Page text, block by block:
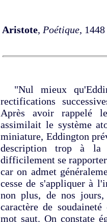
Aristote, Poétique,
"Nul mieux
rectifications
Après avoir rappelé
assimilait le système
miniature, Eddington
description trop à
difficilement se
car on admet
cesse de s'appliquer à
non plus, de nos
caractère de
mot saut. On constate